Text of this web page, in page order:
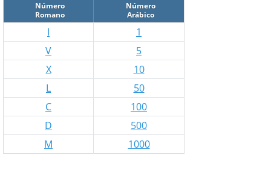
Número
Romano
Número
Arábico
I
1
V
5
X
10
L
50
C
100
D
500
M
1000